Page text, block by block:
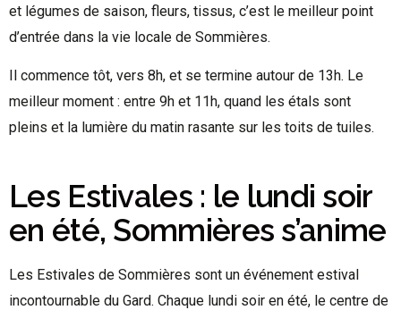
et légumes de saison, fleurs, tissus, c’est le meilleur point
d’entrée dans la vie locale de Sommières.
Il commence tôt, vers 8h, et se termine autour de 13h. Le
meilleur moment : entre 9h et 11h, quand les étals sont
pleins et la lumière du matin rasante sur les toits de tuiles.
Les Estivales : le lundi soir
en été, Sommières s’anime
Les Estivales de Sommières sont un événement estival
incontournable du Gard. Chaque lundi soir en été, le centre de